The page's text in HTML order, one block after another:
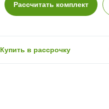
Рассчитать комплект
Купить в рассрочку